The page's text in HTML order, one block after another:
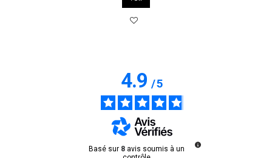
4.9/5
Basé sur 8 avis soumis à un